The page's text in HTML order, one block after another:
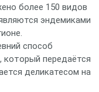
более 150 видов
эндемиками
способ
который передаётся
деликатесом на